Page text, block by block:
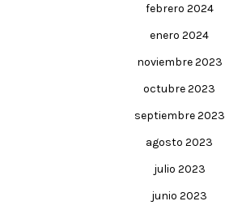
febrero 2024
enero 2024
noviembre 2023
octubre 2023
septiembre 2023
agosto 2023
julio 2023
junio 2023